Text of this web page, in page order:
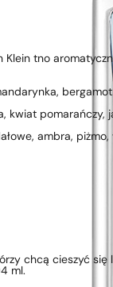
Klein tno
kwiat pomarańczy,
ambra,
chcą cieszyć
ml.